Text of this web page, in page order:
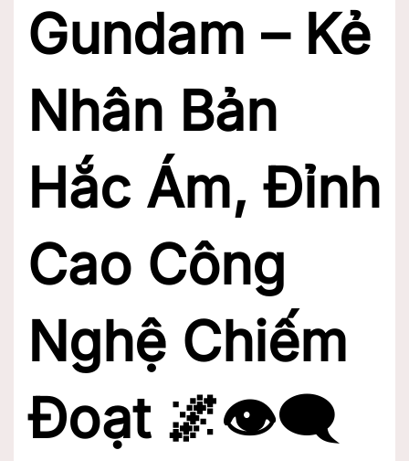
Gundam – Kẻ
Nhân Bản
Hắc Ám, Đỉnh
Cao Công
Nghệ Chiếm
Đoạt 🌌👁️‍🗨️